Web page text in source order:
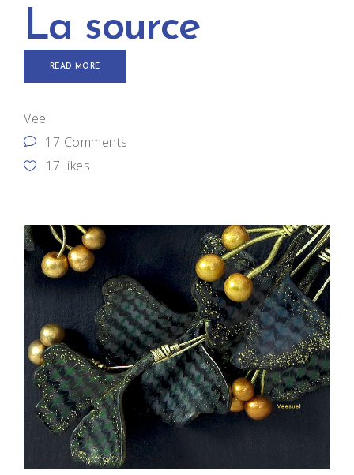
La source
READ MORE
Vee
17 Comments
17 likes